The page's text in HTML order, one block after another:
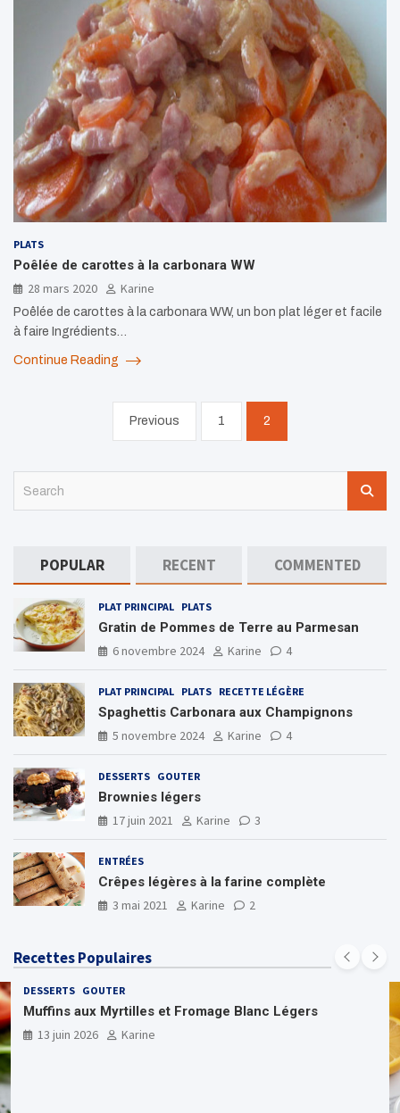
PLATS
Poêlée de carottes à la carbonara WW
28 mars 2020
Karine
Poêlée de carottes à la carbonara WW, un bon plat léger et facile
à faire Ingrédients…
Continue Reading
publications
Previous 1 2
POPULAR RECENT COMMENTED
PLAT PRINCIPAL PLATS
Gratin de Pommes de Terre au Parmesan
6 novembre 2024
Karine 4
PLAT PRINCIPAL PLATS RECETTE LÉGÈRE
Spaghettis Carbonara aux Champignons
5 novembre 2024
Karine 4
DESSERTS GOUTER
Brownies légers
17 juin 2021
Karine 3
ENTRÉES
Crêpes légères à la farine complète
3 mai 2021
Karine 2
Recettes Populaires
DESSERTS GOUTER
Muffins aux Myrtilles et Fromage Blanc Légers
13 juin 2026
Karine